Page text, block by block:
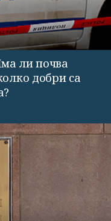
ли почва
добри са